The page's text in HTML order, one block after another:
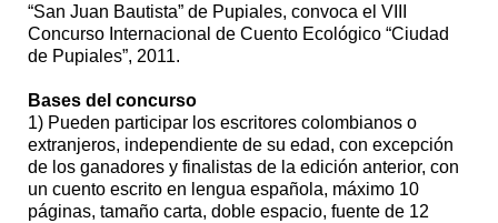
“San Juan Bautista” de Pupiales, convoca el VIII
Concurso Internacional de Cuento Ecológico “Ciudad
de Pupiales”, 2011.
Bases del concurso
1) Pueden participar los escritores colombianos o
extranjeros, independiente de su edad, con excepción
de los ganadores y finalistas de la edición anterior, con
un cuento escrito en lengua española, máximo 10
páginas, tamaño carta, doble espacio, fuente de 12